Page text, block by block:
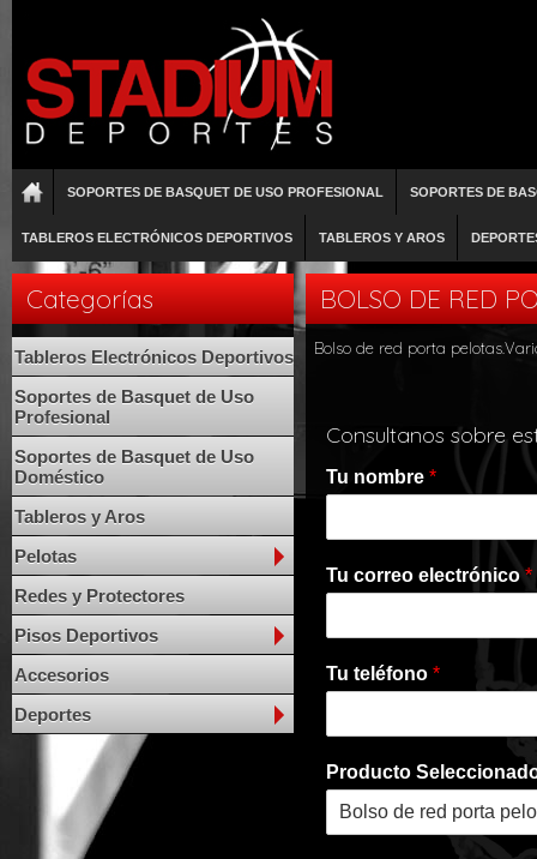
SOPORTES DE BASQUET DE USO PROFESIONAL SOPORTES DE
TABLEROS ELECTRÓNICOS DEPORTIVOS TABLEROS Y AROS
Categorías
Tableros Electrónicos Deportivos
Soportes de Basquet de Uso
Profesional
Soportes de Basquet de Uso
Doméstico
Tableros y Aros
Pelotas
Redes y Protectores
Pisos Deportivos
Accesorios
Deportes
BOLSO DE RED
Bolso de red porta
Consultanos sobre
Tu nombre *
Tu correo electrónico *
Tu teléfono *
Producto